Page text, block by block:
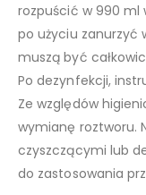
rozpuścić w 990 ml
po użyciu zanurzyć
muszą być
Po dezynfekcji,
Ze względów
wymianę roztworu.
czyszczącymi lub
do zastosowania